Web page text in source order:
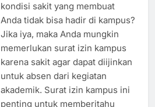
kondisi sakit yang membuat
Anda tidak bisa hadir di kampus?
Jika iya, maka Anda mungkin
memerlukan surat izin kampus
karena sakit agar dapat diijinkan
untuk absen dari kegiatan
akademik. Surat izin kampus ini
penting untuk memberitahu